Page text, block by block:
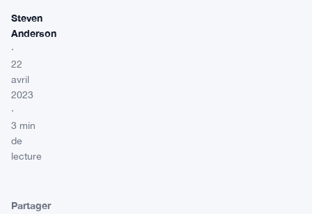
Steven
Anderson
·
22
avril
2023
·
3 min
de
lecture
Partager